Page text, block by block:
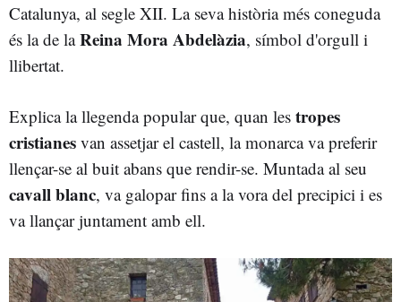
Catalunya, al segle XII. La seva història més coneguda
és la de laReina Mora Abdelàzia, símbol d'orgull i
llibertat.
Explica la llegenda popular que, quan les tropes
cristianes van assetjar el castell, la monarca va preferir
llençar-se al buit abans que rendir-se. Muntada al seu
cavall blanc, va galopar fins a la vora del precipici i es
va llançar juntament amb ell.